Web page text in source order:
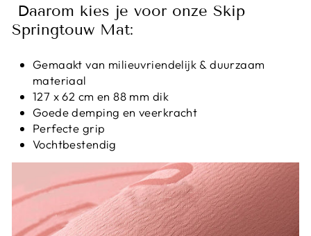
Daarom kies je voor onze Skip
Springtouw Mat:
Gemaakt van milieuvriendelijk & duurzaam
materiaal
127 x 62 cm en 88 mm dik
Goede demping en veerkracht
Perfecte grip
Vochtbestendig